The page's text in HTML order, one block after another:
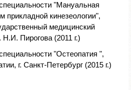
"Мануальная
прикладной кинезеологии",
медицинский
Н.И. Пирогова (2011 г.)
"Остеопатия ",
г. Санкт-Петербург (2015 г.)